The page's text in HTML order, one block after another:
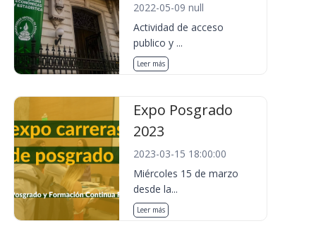
2022-05-09 null
Actividad de acceso
publico y ...
Leer más
Expo Posgrado
2023
2023-03-15 18:00:00
Miércoles 15 de marzo
desde la...
Leer más